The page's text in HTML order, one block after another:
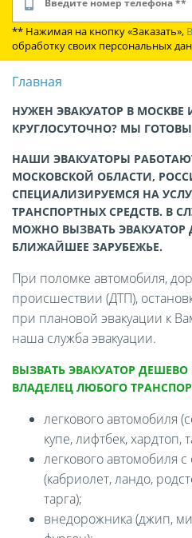
** Нажимая на кнопку «Заказать»,
обработку своих персональных
Главная
НУЖЕН ЭВАКУАТОР В
КРУГЛОСУТОЧНО? МЫ
НАШИ ЭВАКУАТОРЫ
МОСКОВСКОЙ ОБЛАСТИ,
СПЕЦИАЛИЗИРУЕМСЯ НА
ТРАНСПОРТНЫХ СРЕДСТВ. В
МОЖНО ВЫЗВАТЬ ЭВАКУАТОР
БЛИЖАЙШЕЕ ЗАРУБЕЖЬЕ.
При поломке автомобиля,
происшествии (ДТП),
при плановой эвакуации к
наша служба эвакуации.
ВЫЗВАТЬ ЭВАКУАТОР
ВЛАДЕЛЕЦ ЛЮБОГО
легкового автомобиля
купе, лифтбек, хардтоп,
легкового автомобиля
(кабриолет, ландо,
тарга);
внедорожника (джип,